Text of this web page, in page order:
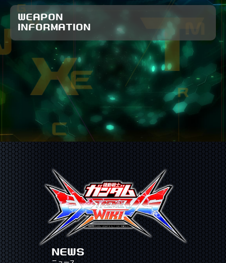
WEAPON
INFORMATION
NEWS